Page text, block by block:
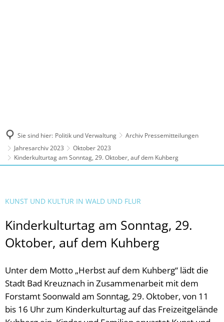
Sie sind hier: Politik und Verwaltung
Archiv Pressemitteilungen
Jahresarchiv 2023
Oktober 2023
Kinderkulturtag am Sonntag, 29. Oktober, auf dem Kuhberg
KUNST UND KULTUR IN WALD UND FLUR
Kinderkulturtag am Sonntag, 29.
Oktober, auf dem Kuhberg
Unter dem Motto „Herbst auf dem Kuhberg“ lädt die
Stadt Bad Kreuznach in Zusammenarbeit mit dem
Forstamt Soonwald am Sonntag, 29. Oktober, von 11
bis 16 Uhr zum Kinderkulturtag auf das Freizeitgelände